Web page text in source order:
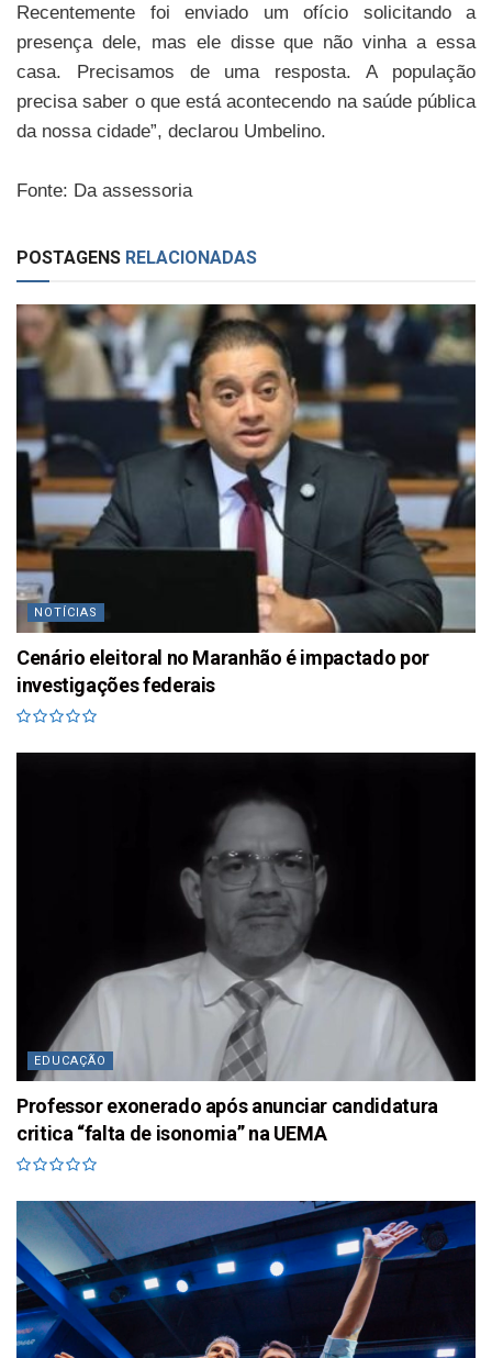
Recentemente foi enviado um ofício solicitando a
presença dele, mas ele disse que não vinha a essa
casa. Precisamos de uma resposta. A população
precisa saber o que está acontecendo na saúde pública
da nossa cidade”, declarou Umbelino.
Fonte: Da assessoria
POSTAGENS RELACIONADAS
NOTÍCIAS
Cenário eleitoral no Maranhão é impactado por
investigações federais
EDUCAÇÃO
Professor exonerado após anunciar candidatura
critica “falta de isonomia” na UEMA